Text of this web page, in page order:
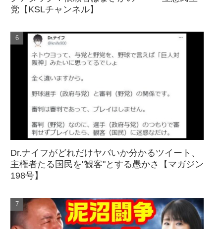
党【KSLチャンネル】
Dr.ナイフがどれだけヤバいか分かるツイート、
主権者たる国民を"観客"とする愚かさ【マガジン
198号】